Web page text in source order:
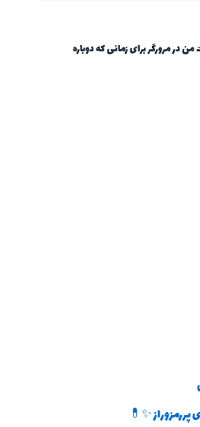
در مرورگر برای زمانی که دوباره
پررمزوراز ✨💊